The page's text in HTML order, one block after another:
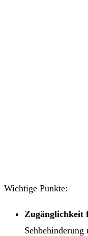
Wichtige Punkte:
Zugänglichkeit
Sehbehinderung